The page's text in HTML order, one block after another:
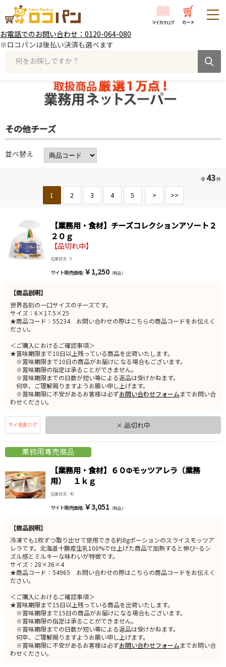
お電話でのお問い合わせ：0120-064-080
※ロコパンは後払い決済も選べます
何をお探しですか？
その他チーズ
並べ替え
全 43件
1 2 3 4 5 > >>
【業務用・食材】チーズコレクションアソート２
２０ｇ
【品切れ中】
在庫状況 : 0
サイト販売価格 : ￥1,250（税込）
【商品説明】
世界各刻の一口サイズのチーズです。
サイズ：6×17.5×25
★商品コード：55234 お問い合わせの際はこちらの商品コードをお伝えく
ださい。
＜ご購入におけるご確認事項＞
★賞味期限まで10日以上残っている商品を出荷いたします。
※賞味期限まで10日の商品がお届けになる場合もございます。
※賞味期限の指定は承ることができません。
※賞味期限までの日数が短い等による返品は受けかねます。
何卒、ご理解賜りますようお願い申し上げます。
※賞味期限に不安があるお客様は必ずお問い合わせフォームまでお問い合
わせください。
× 品切れ中
【業務用・食材】６０Φモッツアレラ（業務
用） １ｋｇ
在庫状況 : 46
サイト販売価格 : ￥3,051 （税込）
【商品説明】
冷凍でも1枚ずつ取り出せて使用できる約8gポーションのスライスモッツア
レラです。北海道十勝産生乳100%で仕上げた商品で加熱すると伸び~るシ
ズル感とミルキーな味わいが特徴です。
サイズ：28×36×4
★商品コード：54965 お問い合わせの際はこちらの商品コードをお伝えく
ださい。
＜ご購入におけるご確認事項＞
★賞味期限まで15日以上残っている商品を出荷いたします。
※賞味期限まで15日の商品がお届けになる場合もございます。
※賞味期限の指定は承ることができません。
※賞味期限までの日数が短い等による返品は受けかねます。
何卒、ご理解賜りますようお願い申し上げます。
※賞味期限に不安があるお客様は必ずお問い合わせフォームまでお問い合
わせください。